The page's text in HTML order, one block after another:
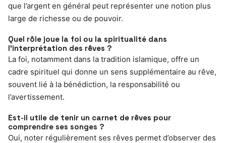
que l’argent en général peut représenter une notion plus
large de richesse ou de pouvoir.
Quel rôle joue la foi ou la spiritualité dans
l’interprétation des rêves ?
La foi, notamment dans la tradition islamique, offre un
cadre spirituel qui donne un sens supplémentaire au rêve,
souvent lié à la bénédiction, la responsabilité ou
l’avertissement.
Est-il utile de tenir un carnet de rêves pour
comprendre ses songes ?
Oui, noter régulièrement ses rêves permet d’observer des